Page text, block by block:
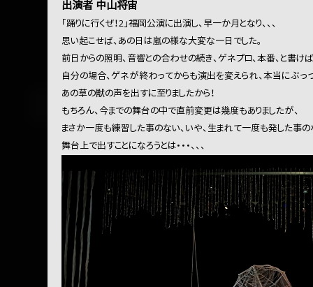
出演者 中山将宙
「踊りに行くぜ！2」福岡公演に出演し、早一か月となり、、、
思い起こせば、あの日は嵐の様な大変な一日でした。
前日からの照明、音響との合わせの続き、ゲネプロ、本番、と書け
自分の場合、ゲネが終わってからも演出を変えられ、本当にぶっ
あの草の獣の声を出すに至りましたから！
もちろん、今までの舞台の中で直前変更は幾度もありましたが、
まさか一度も練習した事のない、いや、生まれて一度も発した事の
舞台上で出すことになろうとは・・・、、、